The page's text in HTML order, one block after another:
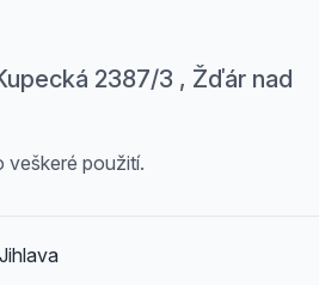
2387/3 , Žďár nad
veškeré použití.